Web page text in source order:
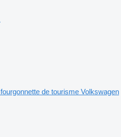
fourgonnette de tourisme Volkswagen